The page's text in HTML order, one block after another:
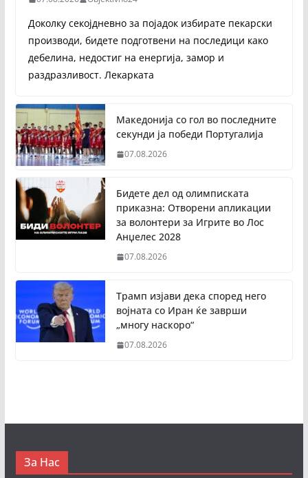
Доколку секојдневно за појадок избирате пекарски
производи, бидете подготвени на последици како
дебелина, недостиг на енергија, замор и
раздразливост. Лекарката
Македонија со гол во последните
секунди ја победи Португалија
07.08.2026
Бидете дел од олимписката
приказна: Отворени апликации
за волонтери за Игрите во Лос
Анџелес 2028
07.08.2026
Трамп изјави дека според него
војната со Иран ќе заврши
„многу наскоро“
07.08.2026
За Нас